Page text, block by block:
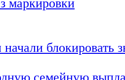
блокировать